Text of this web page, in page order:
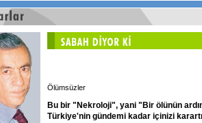
Ölümsüzler
Bu bir "Nekroloji", yani "Bir ölünün
Türkiye'nin gündemi kadar içinizi